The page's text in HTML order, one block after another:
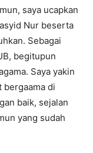
saya ucapkan
Nur beserta
Sebagai
begitupun
Saya yakin
bergaama di
baik, sejalan
yang sudah